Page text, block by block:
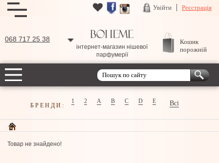
Увійти Реєстрація
068 717 25 38
інтернет-магазин нішевої
парфумерії
Кошик
порожній
БРЕНДИ:
1 2 A B C D E Всі
Товар не знайдено!